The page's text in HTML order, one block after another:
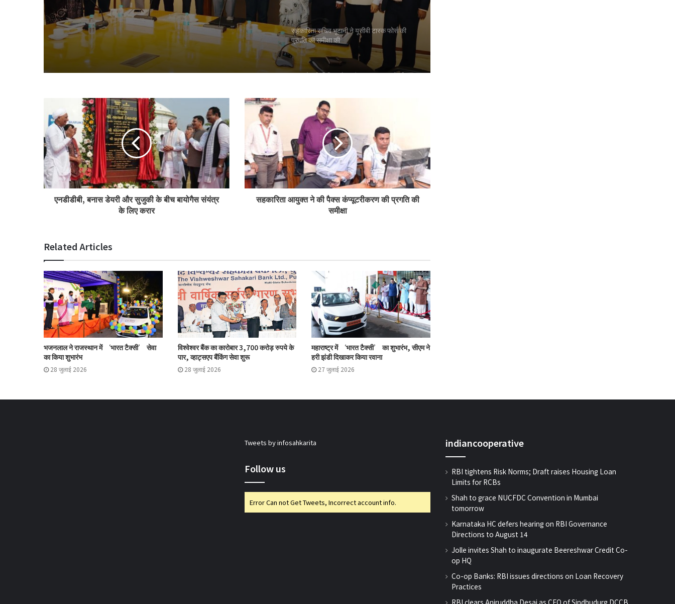
भारत टैक्सी: बिपिन पटेल और राम प्रकाश चौधरी
निर्विरोध निर्वाचित
गुजरात राज्य सहकारी संघ की 67वीं एजीएम में अमीन
सीईए ने एनसीयूआई जीसी के 15 सदस्यों के चुनाव
को दी मंजूरी
टीएसयू का तेजी से विस्तार, 16 संस्थान संबद्ध; 350
विद्यार्थियों ने लिया प्रवेश
लातूर कोऑप ने लोकपाल के आदेश को केंद्रीय
‘कोऑपरेशन अमंग कोऑपरेटिव्स’ से कोऑप बैंकों
को 20 हजार करोड़: भूटानी
एनसीयूआई ने की मॉरीशस प्रतिनिधिमंडल की
51% की वृद्धि
प्रगति की समीक्षा की
निर्विरोध निर्वाचित
एनडीडीबी, बनास डेयरी और सुजुकी के बीच बायोगैस संयंत्र
के लिए करार
सहकारिता आयुक्त ने की पैक्स कंप्यूटरीकरण की प्रगति की
समीक्षा
Related Articles
भजनलाल ने राजस्थान में ‘भारत टैक्सी’ सेवा
का किया शुभारंभ
28 जुलाई 2026
विश्वेश्वर बैंक का कारोबार 3,700 करोड़ रुपये के
पार, व्हाट्सएप बैंकिंग सेवा शुरू
28 जुलाई 2026
महाराष्ट्र में ‘भारत टैक्सी’ का शुभारंभ, सीएम ने
हरी झंडी दिखाकर किया रवाना
27 जुलाई 2026
Tweets by infosahkarita
Follow us
Error Can not Get Tweets, Incorrect account info.
indiancooperative
RBI tightens Risk Norms; Draft raises Housing Loan
Limits for RCBs
Shah to grace NUCFDC Convention in Mumbai
tomorrow
Karnataka HC defers hearing on RBI Governance
Directions to August 14
Jolle invites Shah to inaugurate Beereshwar Credit Co-
op HQ
Co-op Banks: RBI issues directions on Loan Recovery
Practices